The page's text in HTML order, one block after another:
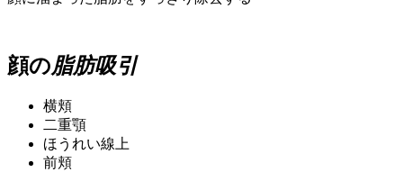
顔の脂肪吸引
横頬
二重顎
ほうれい線上
前頬